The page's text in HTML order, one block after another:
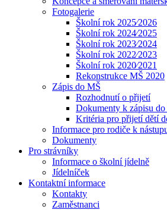
Fotogalerie
Školní rok 2025⁄2026
Školní rok 2024⁄2025
Školní rok 2023⁄2024
Školní rok 2022⁄2023
Školní rok 2020⁄2021
Rekonstrukce MŠ 2020
Zápis do MŠ
Rozhodnutí o přijetí
Dokumenty k zápisu
Kritéria pro přijetí dětí
Informace pro rodiče k
Dokumenty
Pro strávníky
Informace o školní jídelně
Jídelníček
Kontaktní informace
Kontakty
Zaměstnanci